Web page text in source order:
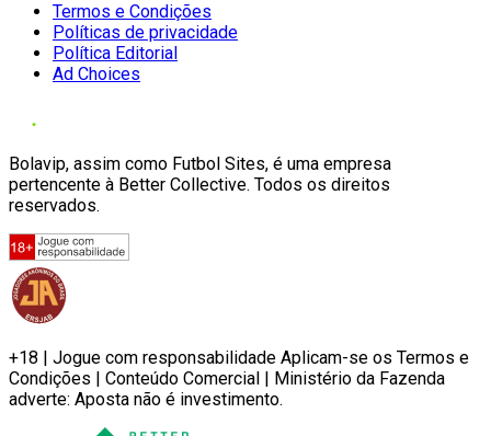
Termos e Condições
Políticas de privacidade
Política Editorial
Ad Choices
Bolavip, assim como Futbol Sites, é uma empresa
pertencente à Better Collective. Todos os direitos
reservados.
+18 | Jogue com responsabilidade Aplicam-se os Termos e
Condições | Conteúdo Comercial | Ministério da Fazenda
adverte: Aposta não é investimento.